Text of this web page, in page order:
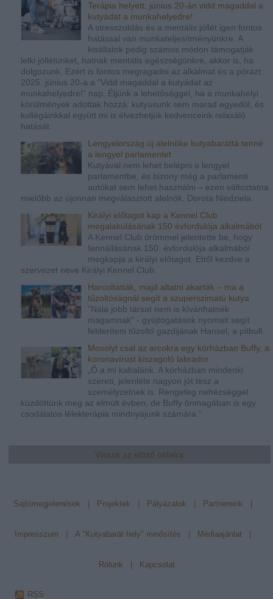
Terápia helyett: június 20-án vidd magaddal a
kutyádat a munkahelyedre!
A stresszoldás és a mentális jóllét igen fontos
hatással van munkateljesítményünkre. A
kisállatok pedig számos módon támogatják
lelki jóllétünket, hatnak mentális egészségünkre, akkor is, ha
dolgozunk. Ezért is fontos megragadni az alkalmat és a pórázt:
2025. június 20-a a “Vidd magaddal a kutyádat az
munkahelyedre!” nap. Éljünk a lehetőséggel, ha a munkahelyi
körülmények adottak hozzá: kutyusunk sem marad egyedül, és
kollégáinkkal együtt mi is élvezhetjük kedvenceink relaxáló
hatását.
Lengyelország új alelnöke kutyabaráttá tenné
a lengyel parlamentet
Kutyával nem lehet belépni a lengyel
parlamentbe, és bizony még a parlamenti
autókat sem lehet használni – ezen változtatna
mielőbb az újonnan megválasztott alelnök, Dorota Niedziela.
Királyi előtagot kap a Kennel Club
megalakulásának 150 évfordulója alkalmából
A Kennel Club örömmel jelentette be, hogy
fennállásának 150. évfordulója alkalmából
megkapja a királyi előtagot. Ettől kezdve a
szervezet neve Királyi Kennel Club.
Harcoltatták, majd altatni akarták – ma a
tűzoltóságnál segít a szuperszimatú kutya
"Nála jobb társat nem is kívánhatnék
magamnak" - gyújtogatások nyomait segít
felderíteni tűzoltó gazdijának Hansel, a pitbull.
Mosolyt csal az arcokra egy kórházban Buffy, a
koronavírust kiszagoló labrador
„Ő a mi kabalánk. A kórházban mindenki
szereti, jelenléte nagyon jót tesz a
személyzetnek is. Rengeteg nehézséggel
küzdöttünk meg az elmúlt évben, de Buffy önmagában is egy
csodálatos lélekterápia mindnyájunk számára.”
Vissza az előző oldalra
Sajtómegjelenések Projektek Pályázatok Partnereink
Impresszum A "Kutyabarát hely" minősítés Médiaajánlat
Rólunk Kapcsolat
RSS